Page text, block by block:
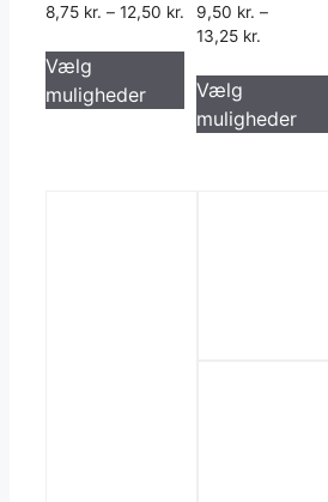
8,75 kr. – 12,50 kr.
Vælg
muligheder
Dette
vare
har
flere
9,50 kr. –
13,25 kr.
Vælg
muligheder